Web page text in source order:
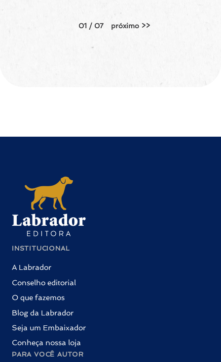
01 / 07 próximo >>
INSTITUCIONAL
A Labrador
Conselho editorial
O que fazemos
Blog da Labrador
Seja um Embaixador
Conheça nossa loja
PARA VOCÊ AUTOR